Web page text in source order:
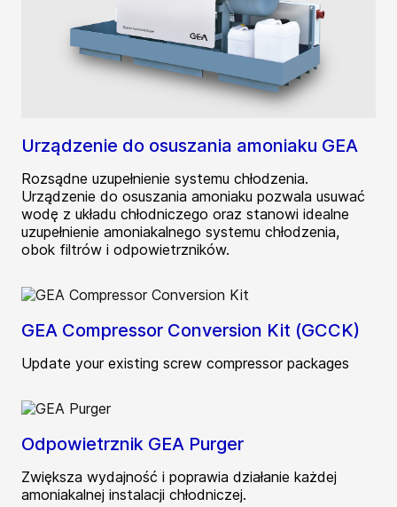
Urządzenie do osuszania amoniaku GEA
Rozsądne uzupełnienie systemu chłodzenia.
Urządzenie do osuszania amoniaku pozwala usuwać
wodę z układu chłodniczego oraz stanowi idealne
uzupełnienie amoniakalnego systemu chłodzenia,
obok filtrów i odpowietrzników.
GEA Compressor Conversion Kit (GCCK)
Update your existing screw compressor packages
Odpowietrznik GEA Purger
Zwiększa wydajność i poprawia działanie każdej
amoniakalnej instalacji chłodniczej.